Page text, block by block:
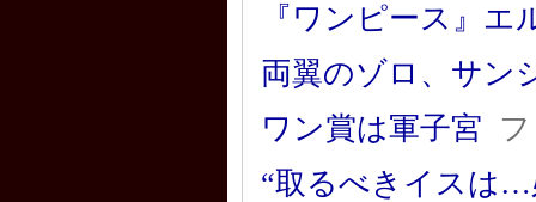
『ワンピース』
両翼のゾロ、サン
ワン賞は軍子宮
“取るべきイスは…